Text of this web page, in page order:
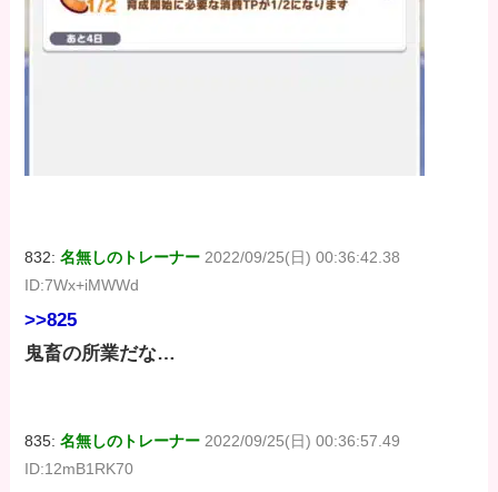
832:名無しのトレーナー 2022/09/25(日) 00:36:42.38
ID:7Wx+iMWWd
>>825
鬼畜の所業だな…
835:名無しのトレーナー 2022/09/25(日) 00:36:57.49
ID:12mB1RK70